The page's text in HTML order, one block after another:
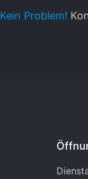
Kein Problem!